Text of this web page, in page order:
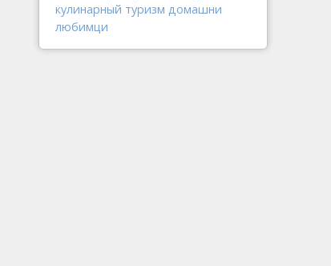
кулинарный туризм домашни
любимци